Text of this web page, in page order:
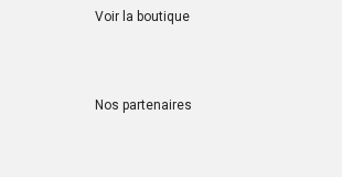
Voir la boutique
Nos partenaires